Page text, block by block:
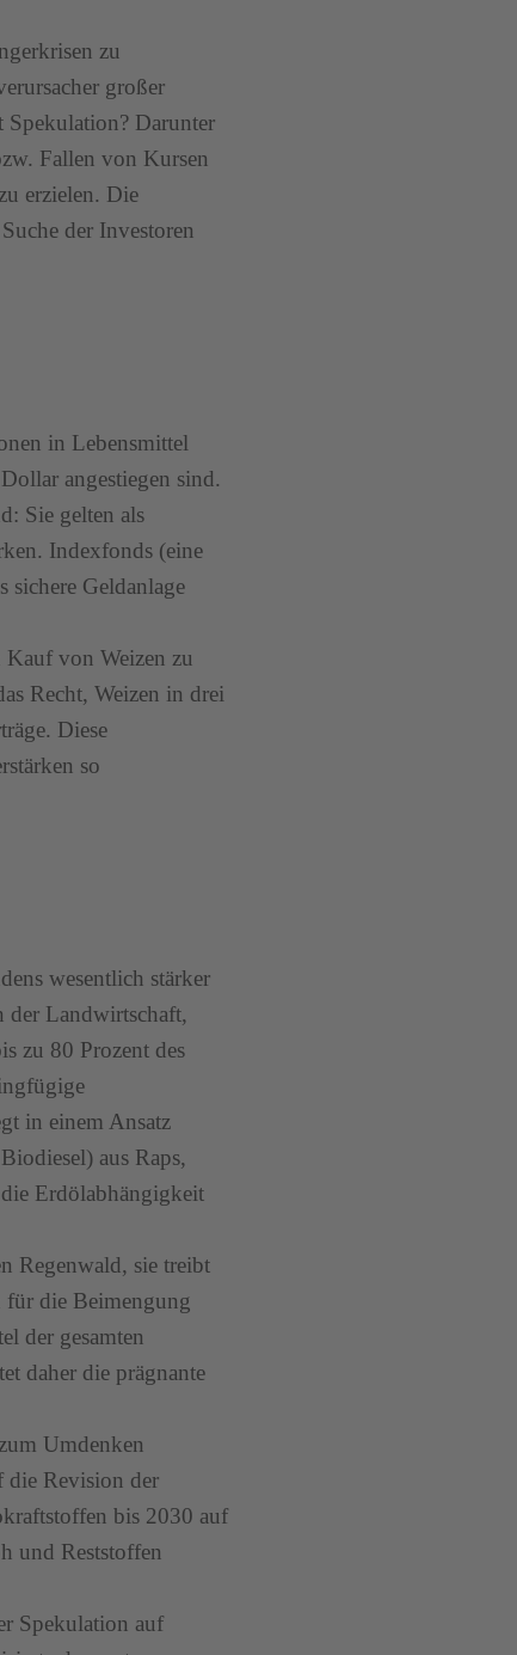
zu
großer
Spekulation? Darunter
Fallen von Kursen
erzielen. Die
der Investoren
in Lebensmittel
angestiegen sind.
Sie gelten als
Indexfonds (eine
sichere Geldanlage
Kauf von Weizen zu
Recht, Weizen in drei
Diese
so
wesentlich stärker
der Landwirtschaft,
zu 80 Prozent des
in einem Ansatz
aus Raps,
Erdölabhängigkeit
Regenwald, sie treibt
für die Beimengung
der gesamten
daher die prägnante
Umdenken
die Revision der
bis 2030 auf
und Reststoffen
Spekulation auf